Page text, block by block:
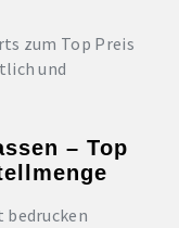
zum Top Preis
und
– Top